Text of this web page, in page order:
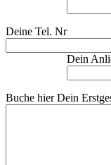
Deine Tel. Nr
Dein
Buche hier Dein